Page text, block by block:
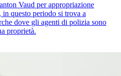
Vaud per appropriazione
questo periodo si trova a
dove gli agenti di polizia sono
proprietà.